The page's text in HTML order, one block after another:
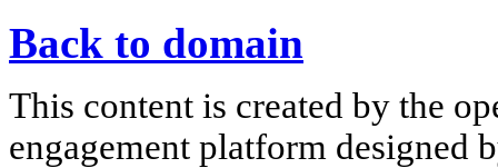
Back to domain
This content is created by the
engagement platform designed